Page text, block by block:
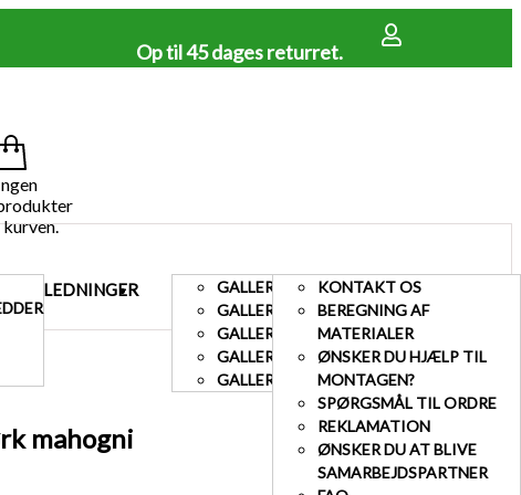
Op til 45 dages returret.
kurven.
GALLERIGALLERI TERRASSE
GALLERI HEGN
GALLERI LÅGER
GALLERI AFFALDSSKJUL
GALLERI HEGN MED BETONSTOLPER
KUNDESERVICE
KONTAKT OS
BEREGNING AF
MATERIALER
ØNSKER DU HJÆLP TIL
MONTAGEN?
SPØRGSMÅL TIL ORDRE
REKLAMATION
ØNSKER DU AT BLIVE
SAMARBEJDSPARTNER
mahogni